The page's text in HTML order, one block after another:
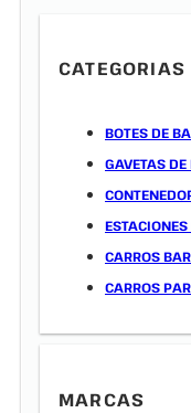
BOTES DE
GAVETAS
CARROS
CARROS
MARCAS